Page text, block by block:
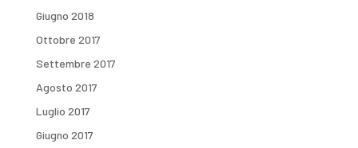
Giugno 2018
Ottobre 2017
Settembre 2017
Agosto 2017
Luglio 2017
Giugno 2017